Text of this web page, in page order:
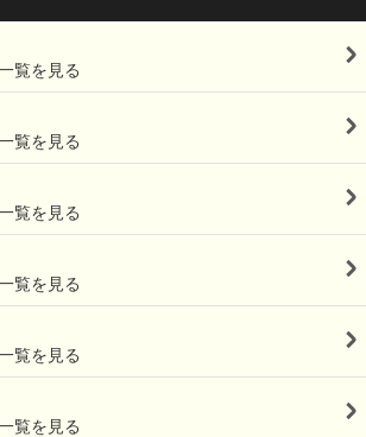
覧を見る
覧を見る
覧を見る
覧を見る
覧を見る
覧を見る